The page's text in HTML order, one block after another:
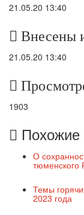
21.05.20 13:40
Внесены
21.05.20 13:40
1903
Похожие
О
тюменского
Темы
2023 года